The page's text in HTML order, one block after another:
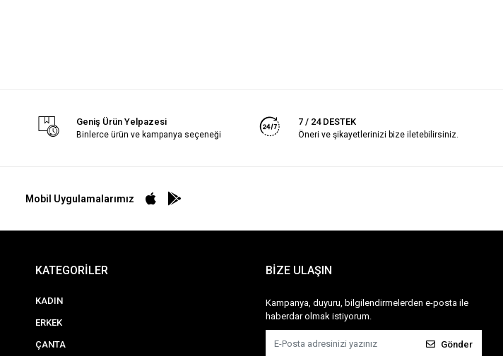
Geniş Ürün Yelpazesi
Binlerce ürün ve kampanya seçeneği
7 / 24 DESTEK
Öneri ve şikayetlerinizi bize iletebilirsiniz.
Mobil Uygulamalarımız
KATEGORİLER
KADIN
ERKEK
ÇANTA
BİZE ULAŞIN
Kampanya, duyuru, bilgilendirmelerden e-posta ile
haberdar olmak istiyorum.
Gönder